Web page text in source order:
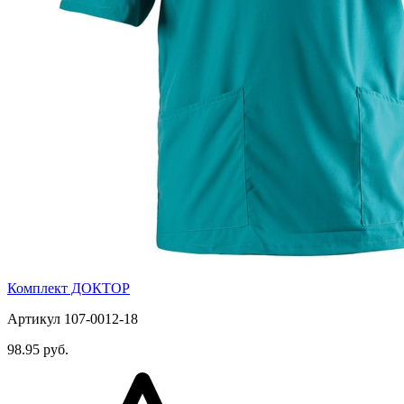
Комплект ДОКТОР
Артикул 107-0012-18
98.95 руб.